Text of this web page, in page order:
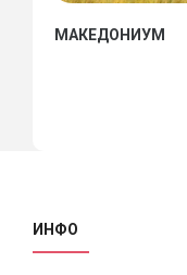
МАКЕДОНИУМ
ИНФО